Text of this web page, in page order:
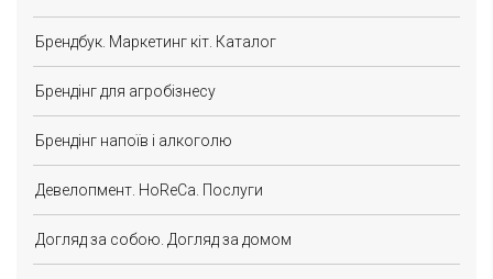
Брендбук. Маркетинг кіт. Каталог
Брендінг для агробізнесу
Брендінг напоїв і алкоголю
Девелопмент. HoReCa. Послуги
Догляд за собою. Догляд за домом